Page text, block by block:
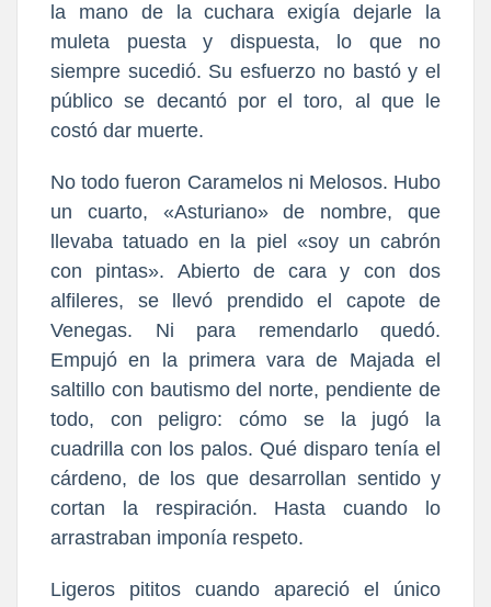
la mano de la cuchara exigía dejarle la
muleta puesta y dispuesta, lo que no
siempre sucedió. Su esfuerzo no bastó y el
público se decantó por el toro, al que le
costó dar muerte.
No todo fueron Caramelos ni Melosos. Hubo
un cuarto, «Asturiano» de nombre, que
llevaba tatuado en la piel «soy un cabrón
con pintas». Abierto de cara y con dos
alfileres, se llevó prendido el capote de
Venegas. Ni para remendarlo quedó.
Empujó en la primera vara de Majada el
saltillo con bautismo del norte, pendiente de
todo, con peligro: cómo se la jugó la
cuadrilla con los palos. Qué disparo tenía el
cárdeno, de los que desarrollan sentido y
cortan la respiración. Hasta cuando lo
arrastraban imponía respeto.
Ligeros pititos cuando apareció el único